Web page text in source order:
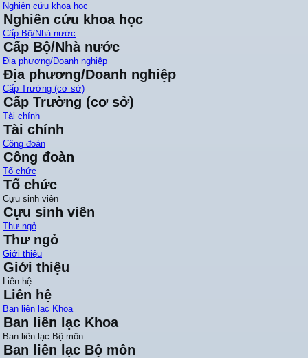
Nghiên cứu khoa học
Nghiên cứu khoa học
Cấp Bộ/Nhà nước
Cấp Bộ/Nhà nước
Địa phương/Doanh nghiệp
Địa phương/Doanh nghiệp
Cấp Trường (cơ sở)
Cấp Trường (cơ sở)
Tài chính
Tài chính
Công đoàn
Công đoàn
Tổ chức
Tổ chức
Cựu sinh viên
Cựu sinh viên
Thư ngỏ
Thư ngỏ
Giới thiệu
Giới thiệu
Liên hệ
Liên hệ
Ban liên lạc Khoa
Ban liên lạc Khoa
Ban liên lạc Bộ môn
Ban liên lạc Bộ môn